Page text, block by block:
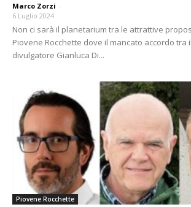
Marco Zorzi -
6 Luglio 2024
Non ci sarà il planetarium tra le attrattive
Piovene Rocchette dove il mancato accordo tra
divulgatore Gianluca Di...
Piovene Rocchette